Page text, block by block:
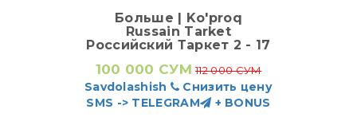
Больше | Ko'proq
Russain Tarket
Российский Таркет 2 - 17
100 000 СУМ 112 000 СУМ
Savdolashish
Снизить цену
SMS -> TELEGRAM
+ BONUS